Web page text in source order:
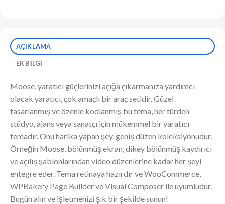
AÇIKLAMA
EK BILGI
Moose, yaratıcı güçlerinizi açığa çıkarmanıza yardımcı
olacak yaratıcı, çok amaçlı bir araç setidir. Güzel
tasarlanmış ve özenle kodlanmış bu tema, her türden
stüdyo, ajans veya sanatçı için mükemmel bir yaratıcı
temadır. Onu harika yapan şey, geniş düzen koleksiyonudur.
Örneğin Moose, bölünmüş ekran, dikey bölünmüş kaydırıcı
ve açılış şablonlarından video düzenlerine kadar her şeyi
entegre eder. Tema retinaya hazırdır ve WooCommerce,
WPBakery Page Builder ve Visual Composer ile uyumludur.
Bugün alın ve işletmenizi şık bir şekilde sunun!